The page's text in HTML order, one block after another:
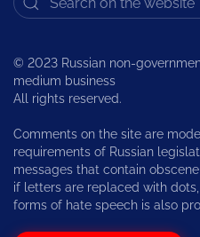
© 2023 Russian non-
medium business
All rights reserved.
Comments on the site are
requirements of Russian
messages that contain
if letters are replaced with
forms of hate speech is also